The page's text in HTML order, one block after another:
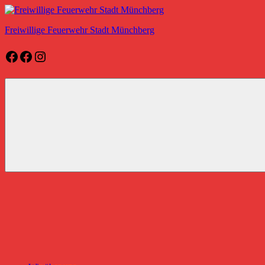
Zum
springen
Freiwillige Feuerwehr Stadt Münchberg
Freiwillige
Stadt
Facebook
Facebook
Instagram